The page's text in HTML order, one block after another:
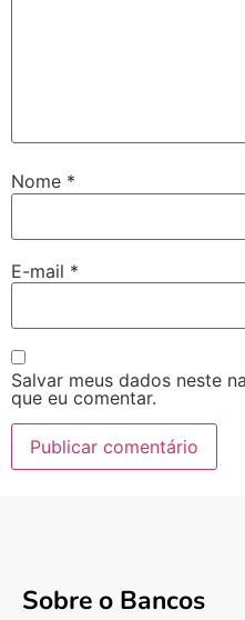
Nome *
E-mail *
Salvar meus dados neste
que eu comentar.
Sobre o Bancos